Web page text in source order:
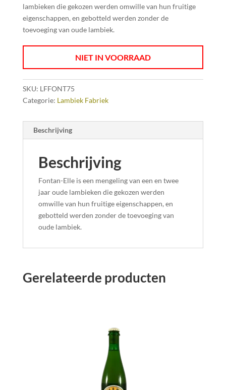
lambieken die gekozen werden omwille van hun fruitige
eigenschappen, en gebotteld werden zonder de
toevoeging van oude lambiek.
NIET IN VOORRAAD
SKU: LFFONT75
Categorie: Lambiek Fabriek
Beschrijving
Beschrijving
Fontan-Elle is een mengeling van een en twee
jaar oude lambieken die gekozen werden
omwille van hun fruitige eigenschappen, en
gebotteld werden zonder de toevoeging van
oude lambiek.
Gerelateerde producten